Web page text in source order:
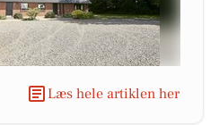
Læs hele artiklen her